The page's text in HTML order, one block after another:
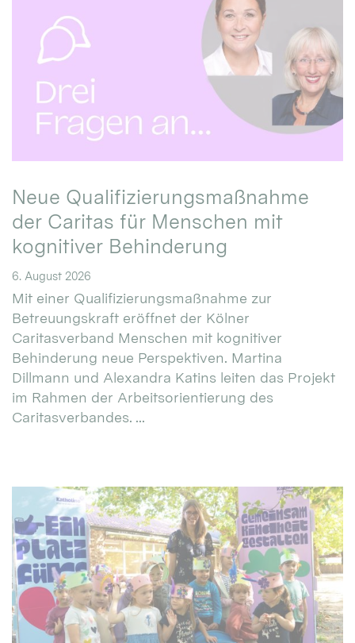
Neue Qualifizierungsmaßnahme
der Caritas für Menschen mit
kognitiver Behinderung
6. August 2026
Mit einer Qualifizierungsmaßnahme zur
Betreuungskraft eröffnet der Kölner
Caritasverband Menschen mit kognitiver
Behinderung neue Perspektiven. Martina
Dillmann und Alexandra Katins leiten das Projekt
im Rahmen der Arbeitsorientierung des
Caritasverbandes. ...